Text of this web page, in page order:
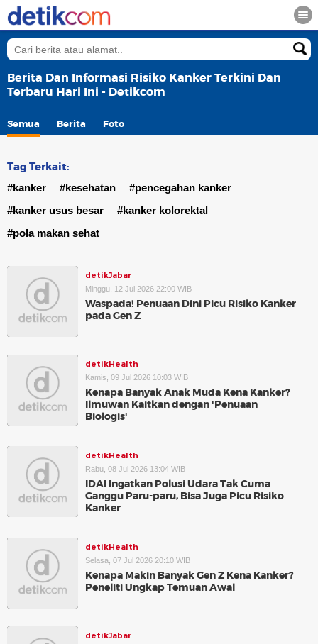
Berita Dan Informasi Risiko Kanker Terkini Dan
Terbaru Hari Ini - Detikcom
Semua Berita Foto
Tag Terkait:
#kanker #kesehatan
#pencegahan kanker
#kanker usus besar
#kanker kolorektal
#pola makan sehat
detikJabar
Minggu, 12 Jul 2026 22:00 WIB
Waspada! Penuaan Dini Picu Risiko Kanker
pada Gen Z
detikHealth
Kamis, 09 Jul 2026 10:03 WIB
Kenapa Banyak Anak Muda Kena Kanker?
Ilmuwan Kaitkan dengan 'Penuaan
Biologis'
detikHealth
Rabu, 08 Jul 2026 13:04 WIB
IDAI Ingatkan Polusi Udara Tak Cuma
Ganggu Paru-paru, Bisa Juga Picu Risiko
Kanker
detikHealth
Selasa, 07 Jul 2026 20:10 WIB
Kenapa Makin Banyak Gen Z Kena Kanker?
Peneliti Ungkap Temuan Awal
detikJabar